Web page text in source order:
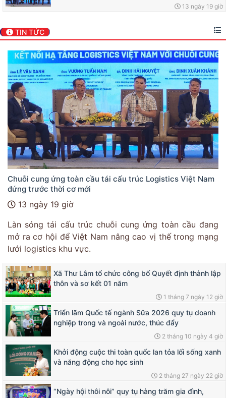
13 ngày 19 giờ
TIN TỨC
Chuỗi cung ứng toàn cầu tái cấu trúc Logistics Việt Nam
đứng trước thời cơ mới
13 ngày 19 giờ
Làn sóng tái cấu trúc chuỗi cung ứng toàn cầu đang
mở ra cơ hội để Việt Nam nâng cao vị thế trong mạng
lưới logistics khu vực.
Xã Thư Lâm tổ chức công bố Quyết định thành lập
thôn và sơ kết 01 năm
1 tháng 7 ngày 12 giờ
Triển lãm Quốc tế ngành Sữa 2026 quy tụ doanh
nghiệp trong và ngoài nước, thúc đẩy
2 tháng 10 ngày 4 giờ
Khởi động cuộc thi toàn quốc lan tỏa lối sống xanh
và năng động cho học sinh
2 tháng 27 ngày 22 giờ
“Ngày hội thôi nôi” quy tụ hàng trăm gia đình,